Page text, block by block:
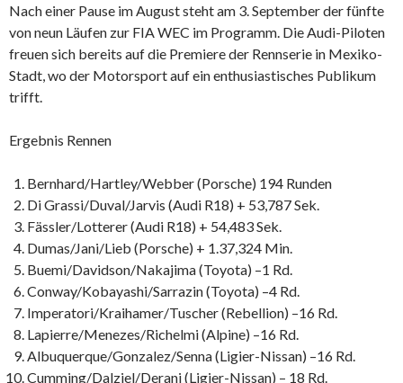
Nach einer Pause im August steht am 3. September der fünfte
von neun Läufen zur FIA WEC im Programm. Die Audi-Piloten
freuen sich bereits auf die Premiere der Rennserie in Mexiko-
Stadt, wo der Motorsport auf ein enthusiastisches Publikum
trifft.
Ergebnis Rennen
Bernhard/Hartley/Webber (Porsche) 194 Runden
Di Grassi/Duval/Jarvis (Audi R18) + 53,787 Sek.
Fässler/Lotterer (Audi R18) + 54,483 Sek.
Dumas/Jani/Lieb (Porsche) + 1.37,324 Min.
Buemi/Davidson/Nakajima (Toyota) –1 Rd.
Conway/Kobayashi/Sarrazin (Toyota) –4 Rd.
Imperatori/Kraihamer/Tuscher (Rebellion) –16 Rd.
Lapierre/Menezes/Richelmi (Alpine) –16 Rd.
Albuquerque/Gonzalez/Senna (Ligier-Nissan) –16 Rd.
Cumming/Dalziel/Derani (Ligier-Nissan) – 18 Rd.